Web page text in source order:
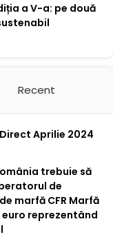
a V-a: pe două
Recent
Aprilie 2024
trebuie să
de
marfă CFR Marfă
reprezentând